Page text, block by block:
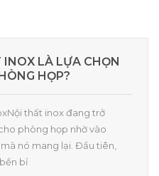
LÀ LỰA CHỌN
HỌP?
thất inox đang trở
phòng họp nhờ vào
nó mang lại. Đầu tiên,
bỉ